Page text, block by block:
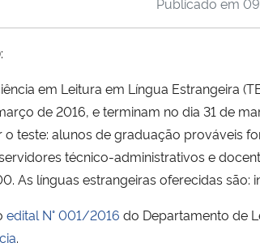
em Leitura em Língua Estrangeira
de 2016, e terminam no dia 31 de
o teste: alunos de graduação prováveis
técnico-administrativos e
As línguas estrangeiras oferecidas
edital N° 001/2016 do Departamento de
.